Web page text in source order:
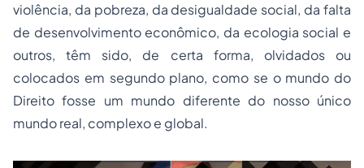
violência, da pobreza, da desigualdade social, da falta
de desenvolvimento econômico, da ecologia social e
outros, têm sido, de certa forma, olvidados ou
colocados em segundo plano, como se o mundo do
Direito fosse um mundo diferente do nosso único
mundo real, complexo e global.